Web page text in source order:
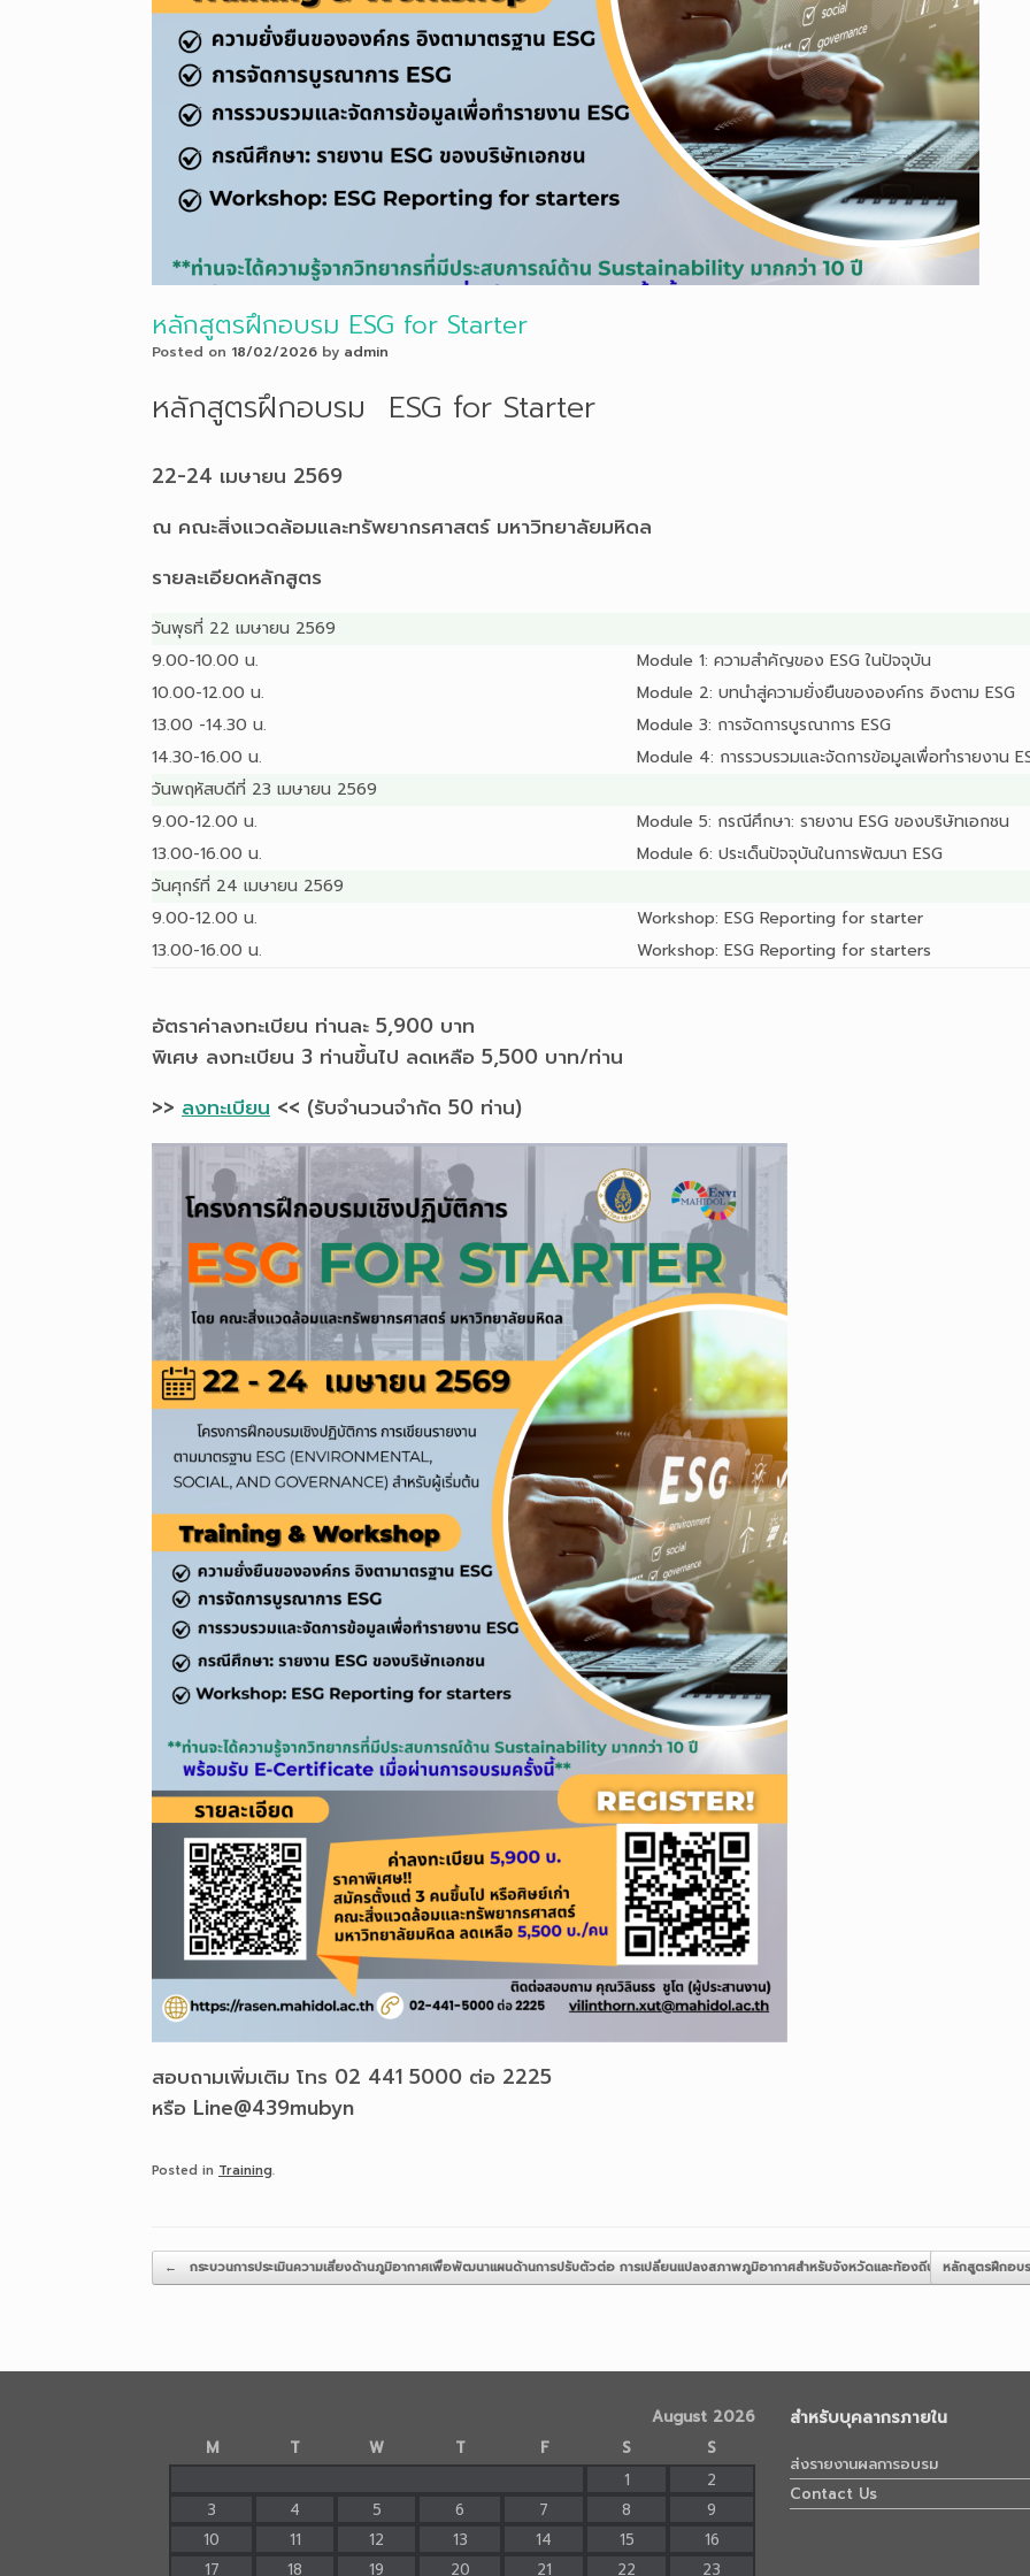
หลักสูตรฝึกอบรม ESG for Starter
Posted on 18/02/2026 by admin
หลักสูตรฝึกอบรม ESG for Starter
22-24 เมษายน 2569
ณ คณะสิ่งแวดล้อมและทรัพยากรศาสตร์ มหาวิทยาลัยมหิดล
รายละเอียดหลักสูตร
วันพุธที่ 22 เมษายน 2569
9.00-10.00 น.
Module 1: ความสำคัญของ ESG ในปัจจุบัน
10.00-12.00 น.
Module 2: บทนำสู่ความยั่งยืนขององค์กร อิงตาม ESG
13.00 -14.30 น.
Module 3: การจัดการบูรณาการ ESG
14.30-16.00 น.
Module 4: การรวบรวมและจัดการข้อมูลเพื่อทำรายงาน
วันพฤหัสบดีที่ 23 เมษายน 2569
9.00-12.00 น.
Module 5: กรณีศึกษา: รายงาน ESG ของบริษัทเอกชน
13.00-16.00 น.
Module 6: ประเด็นปัจจุบันในการพัฒนา ESG
วันศุกร์ที่ 24 เมษายน 2569
9.00-12.00 น.
Workshop: ESG Reporting for starter
13.00-16.00 น.
Workshop: ESG Reporting for starters
อัตราค่าลงทะเบียน ท่านละ 5,900 บาท
พิเศษ ลงทะเบียน 3 ท่านขึ้นไป ลดเหลือ 5,500 บาท/ท่าน
>> ลงทะเบียน << (รับจำนวนจำกัด 50 ท่าน)
สอบถามเพิ่มเติม โทร 02 441 5000 ต่อ 2225
หรือ Line@439mubyn
Posted in Training.
Post navigation
← กระบวนการประเมินความเสี่ยงด้านภูมิอากาศเพื่อพัฒนาแผนด้านการปรับตัวต่อ การเปลี่ยนแปลงสภาพภูมิอากาศสำหรับจังหวัดและท้องถิ่น หลักสูตรฝึกอบ
August 2026
M
T W T F S
S
1
2
3
4 5 6 7 8
9
10
11 12 13 14 15
16
17
18 19 20 21 22 23
สำหรับบุคลากรภายใน
ส่งรายงานผลการอบรม
Contact Us